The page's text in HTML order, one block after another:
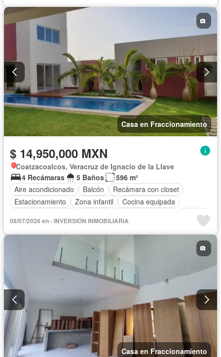
Casa en Fraccionamiento
$ 14,950,000 MXN
Coatzacoalcos, Veracruz de Ignacio de la Llave
4 Recámaras
5 Baños
596 m²
Aire acondicionado
Balcón
Recámara con closet
Estacionamiento
Zona infantil
Cocina equipada
Terraza
Televisión por cable
Patio Sin amueblar
08/07/2026 en - INVERSIÓN INMOBILIARIA
Casa en Fraccionamiento